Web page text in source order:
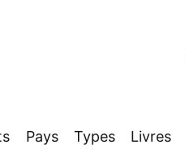
Pays Types Livres